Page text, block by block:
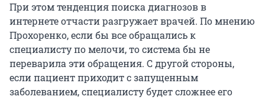
При этом тенденция поиска диагнозов в
интернете отчасти разгружает врачей. По мнению
Прохоренко, если бы все обращались к
специалисту по мелочи, то система бы не
переварила эти обращения. С другой стороны,
если пациент приходит с запущенным
заболеванием, специалисту будет сложнее его